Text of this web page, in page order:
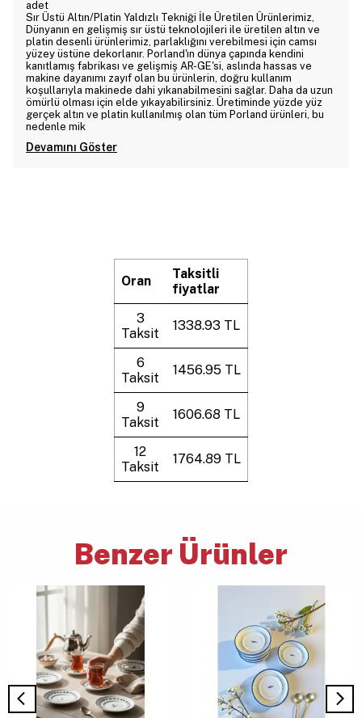
adet
Sır Üstü Altın/Platin Yaldızlı Tekniği İle Üretilen Ürünlerimiz,
Dünyanın en gelişmiş sır üstü teknolojileri ile üretilen altın ve
platin desenli ürünlerimiz, parlaklığını verebilmesi için camsı
yüzey üstüne dekorlanır. Porland'ın dünya çapında kendini
kanıtlamış fabrikası ve gelişmiş AR-GE'si, aslında hassas ve
makine dayanımı zayıf olan bu ürünlerin, doğru kullanım
koşullarıyla makinede dahi yıkanabilmesini sağlar. Daha da uzun
ömürlü olması için elde yıkayabilirsiniz. Üretiminde yüzde yüz
gerçek altın ve platin kullanılmış olan tüm Porland ürünleri, bu
nedenle mik
Devamını Göster
Oran
Taksitli
fiyatlar
3
Taksit
1338.93 TL
6
Taksit
1456.95 TL
9
Taksit
1606.68 TL
12
Taksit
1764.89 TL
Benzer Ürünler